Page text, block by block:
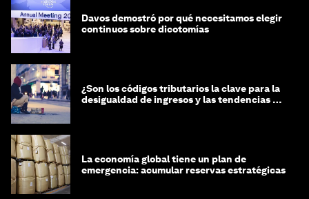
Davos demostró por qué necesitamos elegir
continuos sobre dicotomías
¿Son los códigos tributarios la clave para la
desigualdad de ingresos y las tendencias de
La economía global tiene un plan de
emergencia: acumular reservas estratégicas